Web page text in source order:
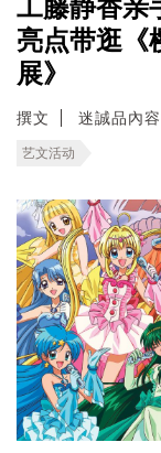
工藤静香亲
亮点带逛《
展》
撰文 迷誠品內
艺文活动